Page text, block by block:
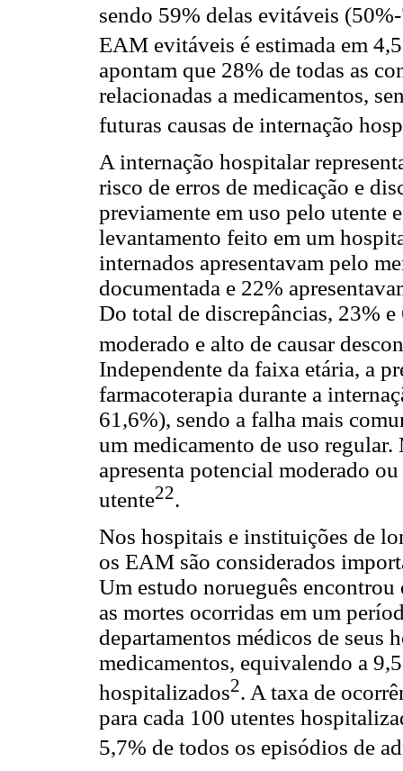
sendo 59% delas evitáveis
EAM evitáveis é estimada em
apontam que 28% de todas as
relacionadas a medicamentos,
futuras causas de internação
A internação hospitalar
risco de erros de medicação e
previamente em uso pelo utente
levantamento feito em um
internados apresentavam pelo
documentada e 22%
Do total de discrepâncias, 23%
moderado e alto de causar
Independente da faixa etária, a
farmacoterapia durante a
61,6%), sendo a falha mais
um medicamento de uso
apresenta potencial moderado
utente22.
Nos hospitais e instituições de
os EAM são considerados
Um estudo norueguês
as mortes ocorridas em um
departamentos médicos de seus
medicamentos, equivalendo a
hospitalizados2. A taxa de
para cada 100 utentes
5,7% de todos os episódios de